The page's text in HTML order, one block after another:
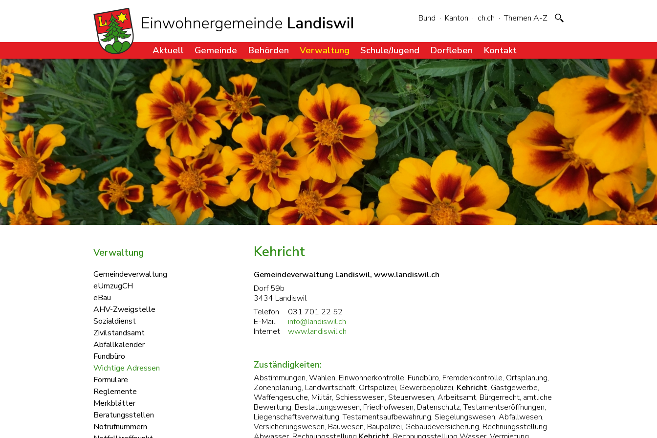
Bund · Kanton · ch.ch ·Themen A-Z
Aktuell Gemeinde Behörden Verwaltung Schule/Jugend Dorfleben Kontakt
Verwaltung
Gemeindeverwaltung
eUmzugCH
eBau
AHV-Zweigstelle
Sozialdienst
Zivilstandsamt
Abfallkalender
Fundbüro
Wichtige Adressen
Formulare
Reglemente
Merkblätter
Beratungsstellen
Notrufnummern
Kehricht
Gemeindeverwaltung Landiswil, www.landiswil.ch
Dorf 59b
3434 Landiswil
Telefon
031 701 22 52
E-Mail
info@landiswil.ch
Internet
www.landiswil.ch
Zuständigkeiten:
Abstimmungen, Wahlen, Einwohnerkontrolle, Fundbüro, Fremdenkontrolle, Ortsplanung,
Zonenplanung, Landwirtschaft, Ortspolizei, Gewerbepolizei, Kehricht, Gastgewerbe,
Waffengesuche, Militär, Schiesswesen, Steuerwesen, Arbeitsamt, Bürgerrecht, amtliche
Bewertung, Bestattungswesen, Friedhofwesen, Datenschutz, Testamentseröffnungen,
Liegenschaftsverwaltung, Testamentsaufbewahrung, Siegelungswesen, Abfallwesen,
Versicherungswesen, Bauwesen, Baupolizei, Gebäudeversicherung, Rechnungsstellung